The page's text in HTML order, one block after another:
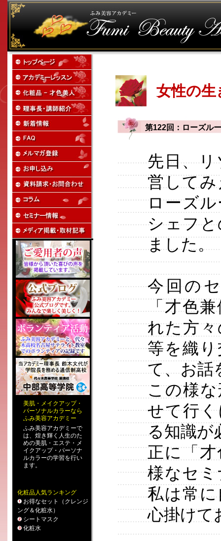
美肌 ・ メイクアップ・
パーソナルカラーなら
ふみ美容アカデミー
ふみ美容アカデミーで
は、煌き輝く人生のた
めの美肌・エステ ・ メ
イクアップ・ パーソナ
ルカラーの学習を行い
ます。
化粧品人気ランキング
お得なセット（クレンジ
ング＆化粧水）
シートマスク
化粧水
女性の
第122回：ローズル
先日、
営して
ローズ
シェフ
ました。
今回の
「才色
れた方
等を織
て、お話
この様
せて行
る知識が
正に「
様なセ
私は常
心掛けて